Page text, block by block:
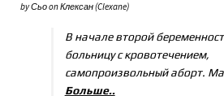
byСьоonКлексан (Clexane)
В начале второй
больницу с кровотечением,
самопроизвольный аборт.
Больше..